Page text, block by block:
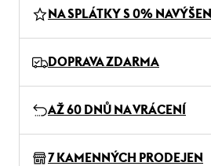
NA SPLÁTKY S 0% NAVÝŠENÍ
DOPRAVA ZDARMA
AŽ 60 DNŮ NA VRÁCENÍ
7 KAMENNÝCH PRODEJEN